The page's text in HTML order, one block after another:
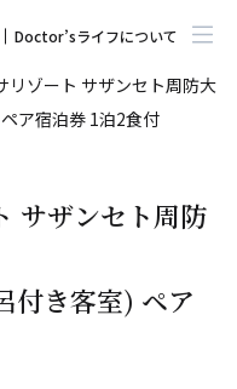
Doctor’sライフについて
リゾート サザンセト周防大
ア宿泊券 1泊2食付
サザンセト周防
付き客室) ペア